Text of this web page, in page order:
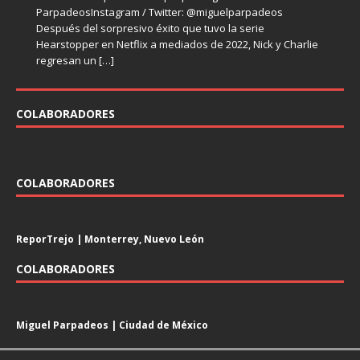
ParpadeosInstagram / Twitter: @miguelparpadeos
Después del sorpresivo éxito que tuvo la serie
Hearstopper en Netflix a mediados de 2022, Nick y Charlie
regresan un […]
ParpadeosInstagram / Twitter: @miguelparpadeos La
televisión despidió en el primer semestre del 2023 varias
series emblemáticas de los últimos años. En el mundo de
[…]
hace con[…]
falso[…]
Después del polémico recibimiento que tuvo en 2017 el
episodio VIII de Star Wars, el futuro del director Rian
Johnson[…]
sociales que causaron un impacto en la década de los
noventa, uno[…]
COLABORADORES
COLABORADORES
ReporTrejo | Monterrey, Nuevo León
COLABORADORES
Miguel Parpadeos | Ciudad de México